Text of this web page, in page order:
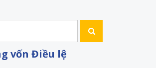
vốn Điều lệ